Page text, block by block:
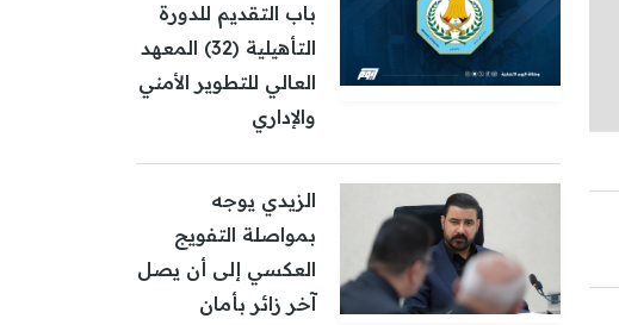
باب التقديم للدورة
التأهيلية (32) المعهد
العالي للتطوير الأمني
والإداري
الزيدي يوجه
بمواصلة التفويج
العكسي إلى أن يصل
آخر زائر بأمان